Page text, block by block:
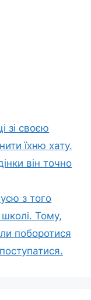
зі своєю
їхню хату.
він точно
з того
Тому,
поборотися